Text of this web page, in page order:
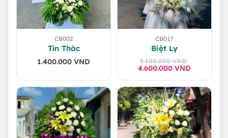
CB002
Tín Thác
1.400.000 VND
CB017
Biệt Ly
5.100.000VND
Giá
5.100.000 VND.
4.600.000 VND
Giá
là:
4.600.000 VND.